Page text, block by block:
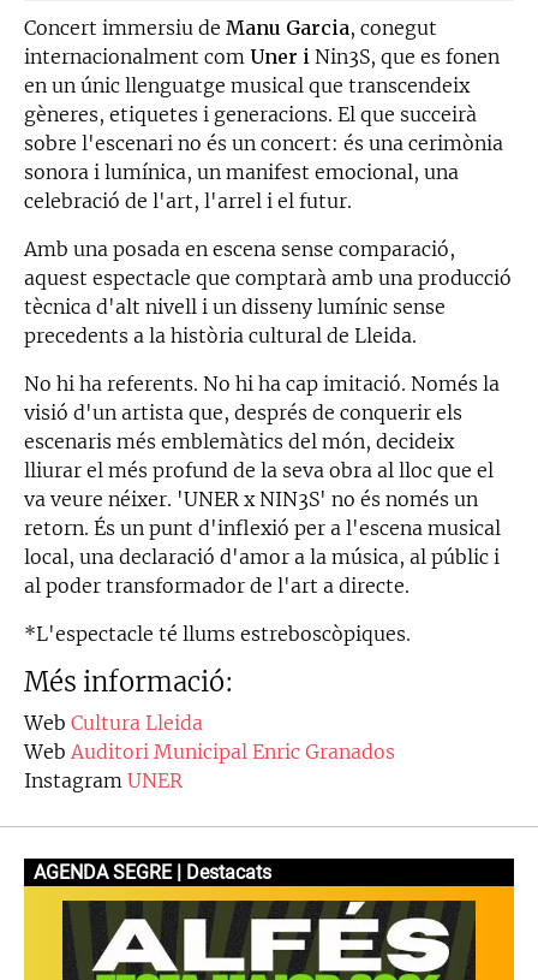
Concert immersiu de Manu Garcia, conegut
internacionalment com Uner i Nin3S, que es fonen
en un únic llenguatge musical que transcendeix
gèneres, etiquetes i generacions. El que succeirà
sobre l'escenari no és un concert: és una cerimònia
sonora i lumínica, un manifest emocional, una
celebració de l'art, l'arrel i el futur.
Amb una posada en escena sense comparació,
aquest espectacle que comptarà amb una producció
tècnica d'alt nivell i un disseny lumínic sense
precedents a la història cultural de Lleida.
No hi ha referents. No hi ha cap imitació. Només la
visió d'un artista que, després de conquerir els
escenaris més emblemàtics del món, decideix
lliurar el més profund de la seva obra al lloc que el
va veure néixer. 'UNER x NIN3S' no és només un
retorn. És un punt d'inflexió per a l'escena musical
local, una declaració d'amor a la música, al públic i
al poder transformador de l'art a directe.
*L'espectacle té llums estreboscòpiques.
Més informació:
Web Cultura Lleida
Web Auditori Municipal Enric Granados
Instagram UNER
AGENDA SEGRE | Destacats